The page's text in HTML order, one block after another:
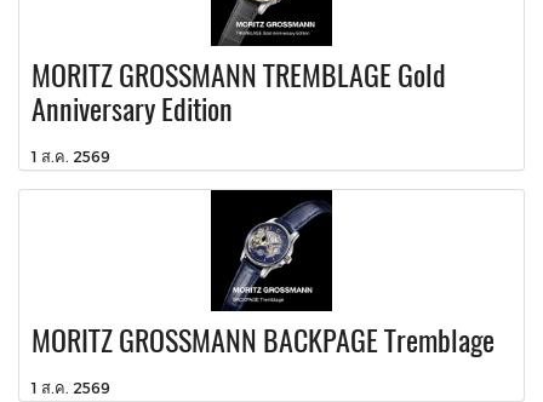
MORITZ GROSSMANN TREMBLAGE Gold
Anniversary Edition
1 ส.ค. 2569
MORITZ GROSSMANN BACKPAGE Tremblage
1 ส.ค. 2569